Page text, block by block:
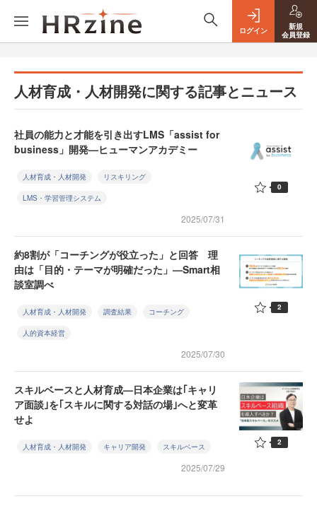
ログイン
新規
会員登録
人材育成・人材開発に関する記事とニュース
社員の能力と才能を引き出すLMS「assist for
business」開発—ヒューマンアカデミー
人材育成・人材開発 リスキリング
LMS・学習管理システム
2025/07/31
0
約8割が「コーチングが役立った」と回答 理
由は「目的・テーマが明確だった」—Smart相
談室調べ
人材育成・人材開発 調査結果 コーチング
人的資本経営
2025/07/30
2
スキルベースと人材育成—日本企業は｢キャリ
ア面談｣を｢スキルに関する対話の場｣へと変革
せよ
人材育成・人材開発 キャリア開発 スキルベース
2025/07/29
2